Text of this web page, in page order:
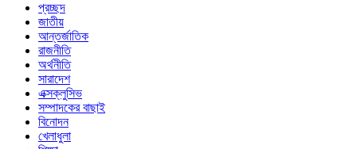
প্রচ্ছদ
জাতীয়
আন্তর্জাতিক
রাজনীতি
অর্থনীতি
সারাদেশ
এক্সক্লুসিভ
সম্পাদকের বাছাই
বিনোদন
খেলাধুলা